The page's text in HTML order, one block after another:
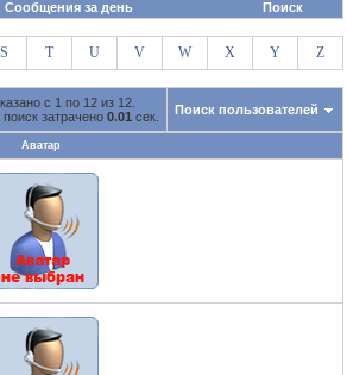
Сообщения за день Поиск
S T U V W X Y Z
с 1 по 12 из 12.
затрачено 0.01 сек. Поиск пользователей
Аватар